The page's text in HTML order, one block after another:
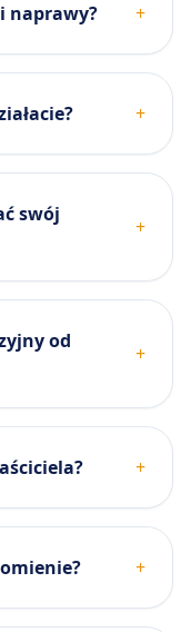
naprawy? +
+
swój
+
od
+
+
+